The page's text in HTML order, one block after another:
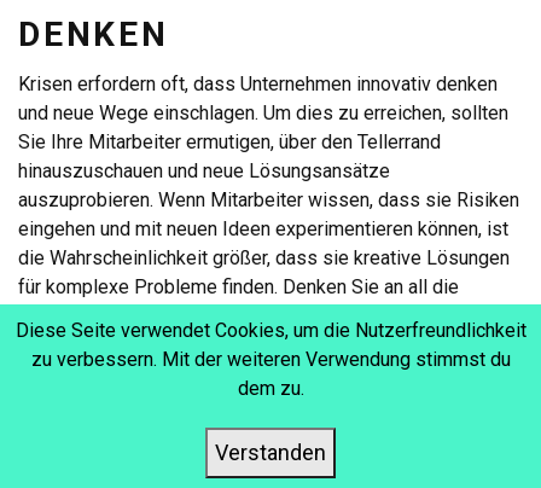
DENKEN
Krisen erfordern oft, dass Unternehmen innovativ denken
und neue Wege einschlagen. Um dies zu erreichen, sollten
Sie Ihre Mitarbeiter ermutigen, über den Tellerrand
hinauszuschauen und neue Lösungsansätze
auszuprobieren. Wenn Mitarbeiter wissen, dass sie Risiken
eingehen und mit neuen Ideen experimentieren können, ist
die Wahrscheinlichkeit größer, dass sie kreative Lösungen
für komplexe Probleme finden. Denken Sie an all die
Unternehmen, die neue Produkte oder Dienstleistungen auf
den Markt bringen mussten, um in der Zeit nach der
Pandemie relevant zu bleiben..
Diese Seite verwendet Cookies, um die Nutzerfreundlichkeit
zu verbessern. Mit der weiteren Verwendung stimmst du
dem zu.
Verstanden